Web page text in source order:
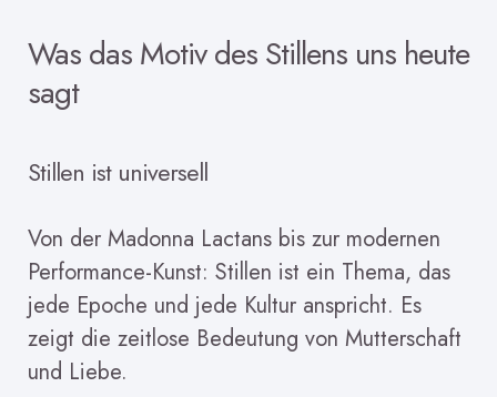
Was das Motiv des Stillens uns heute
sagt
Stillen ist universell
Von der Madonna Lactans bis zur modernen
Performance-Kunst: Stillen ist ein Thema, das
jede Epoche und jede Kultur anspricht. Es
zeigt die zeitlose Bedeutung von Mutterschaft
und Liebe.